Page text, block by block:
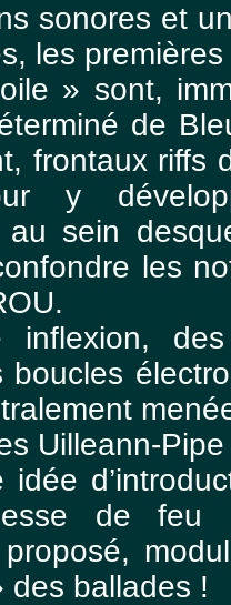
sonores et
les
» sont,
de
frontaux riffs
y
au sein
les
inflexion,
boucles
Uilleann-
idée
de
proposé,
des ballades !